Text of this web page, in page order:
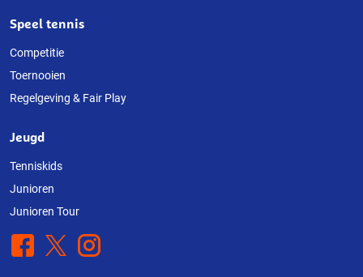
Speel tennis
Competitie
Toernooien
Regelgeving & Fair Play
Jeugd
Tenniskids
Junioren
Junioren Tour
Facebook
X Instagram